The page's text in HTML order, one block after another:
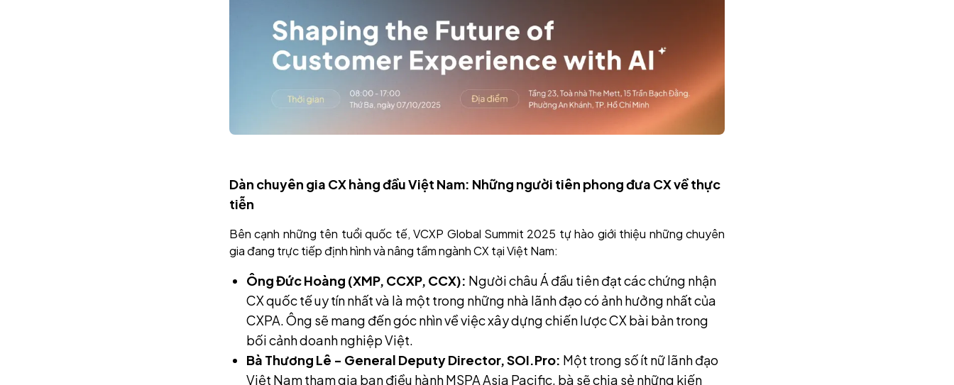
Dàn chuyên gia CX hàng đầu Việt Nam: Những người tiên phong đưa CX về thực
tiễn
Bên cạnh những tên tuổi quốc tế, VCXP Global Summit 2025 tự hào giới thiệu những chuyên
gia đang trực tiếp định hình và nâng tầm ngành CX tại Việt Nam:
Ông Đức Hoàng (XMP, CCXP, CCX): Người châu Á đầu tiên đạt các chứng nhận
CX quốc tế uy tín nhất và là một trong những nhà lãnh đạo có ảnh hưởng nhất của
CXPA. Ông sẽ mang đến góc nhìn về việc xây dựng chiến lược CX bài bản trong
bối cảnh doanh nghiệp Việt.
Bà Thương Lê - General Deputy Director, SOI.Pro: Một trong số ít nữ lãnh đạo
Việt Nam tham gia ban điều hành MSPA Asia Pacific, bà sẽ chia sẻ những kiến